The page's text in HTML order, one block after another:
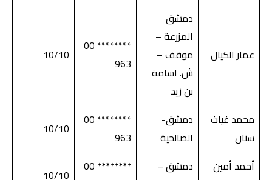
عمار الكيال
دمشق
المزرعة –
موقف –
ش. اسامة
بن زيد
******** 00
963
10/10
محمد غياث
سنان
دمشق-
الصالحية
******** 00
963
10/10
أحمد أمين
دمشق –
******** 00
10/10